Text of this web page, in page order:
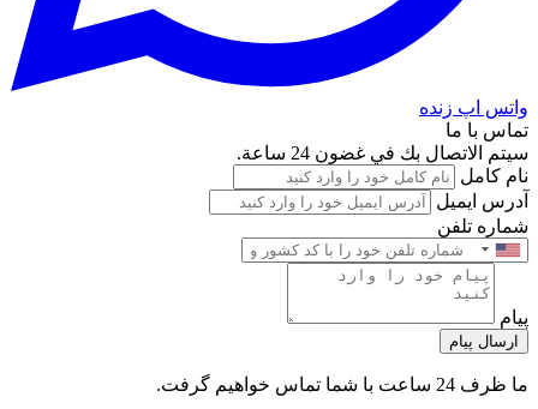
واتس اپ زنده
تماس با ما
سيتم الاتصال بك في غضون 24 ساعة.
نام کامل
آدرس ایمیل
شماره تلفن
پیام
ارسال پیام
ما ظرف 24 ساعت با شما تماس خواهیم گرفت.